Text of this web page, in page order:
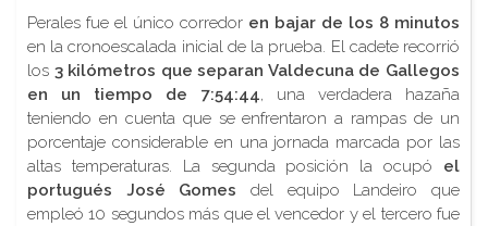
Perales fue el único corredor en bajar de los 8 minutos
en la cronoescalada inicial de la prueba. El cadete recorrió
los 3 kilómetros que separan Valdecuna de Gallegos
en un tiempo de 7:54:44 , una verdadera hazaña
teniendo en cuenta que se enfrentaron a rampas de un
porcentaje considerable en una jornada marcada por las
altas temperaturas. La segunda posición la ocupó el
portugués José Gomes del equipo Landeiro que
empleó 10 segundos más que el vencedor y el tercero fue